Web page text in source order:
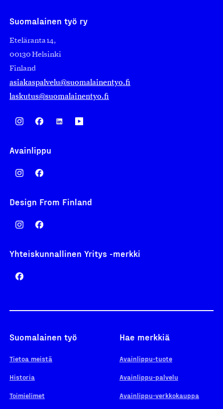
Suomalainen työ ry
Eteläranta 14,
00130 Helsinki
Finland
asiakaspalvelu@suomalainentyo.fi
laskutus@suomalainentyo.fi
Avainlippu
Design From Finland
Yhteiskunnallinen Yritys -merkki
Suomalainen työ
Tietoa meistä
Historia
Toimielimet
Hae merkkiä
Avainlippu-tuote
Avainlippu-palvelu
Avainlippu-verkkokauppa